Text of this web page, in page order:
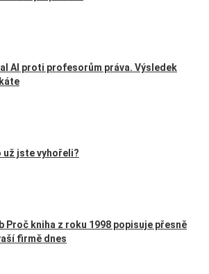
AI proti profesorům práva. Výsledek
jste vyhořeli?
Proč kniha z roku 1998 popisuje přesně
firmě dnes